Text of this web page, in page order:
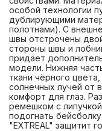
особой технологии
дублирующими
полотнами). С
швы отстрочены
стороны швы и
придает
модели. Нижняя
ткани чёрного
солнечных лучей от
комфорт для глаз.
ремешком с
подогнать
"EXTREAL" защитит